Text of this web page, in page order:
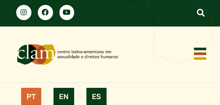
PT EN ES